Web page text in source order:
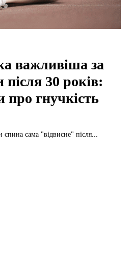
важливіша за
після 30 років:
про гнучкість
сама "відвисне" після...